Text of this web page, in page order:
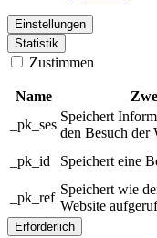
Einstellungen
Statistik
Zustimmen
Name
_pk_ses
Speichert
den Besuch der
_pk_id Speichert eine
_pk_ref
Speichert wie
Website
Erforderlich